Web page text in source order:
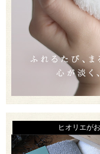
ヒオリエが